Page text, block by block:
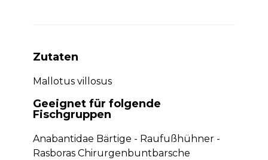
Zutaten
Mallotus villosus
Geeignet für folgende
Fischgruppen
Anabantidae Bärtige - Raufußhühner -
Rasboras Chirurgenbuntbarsche